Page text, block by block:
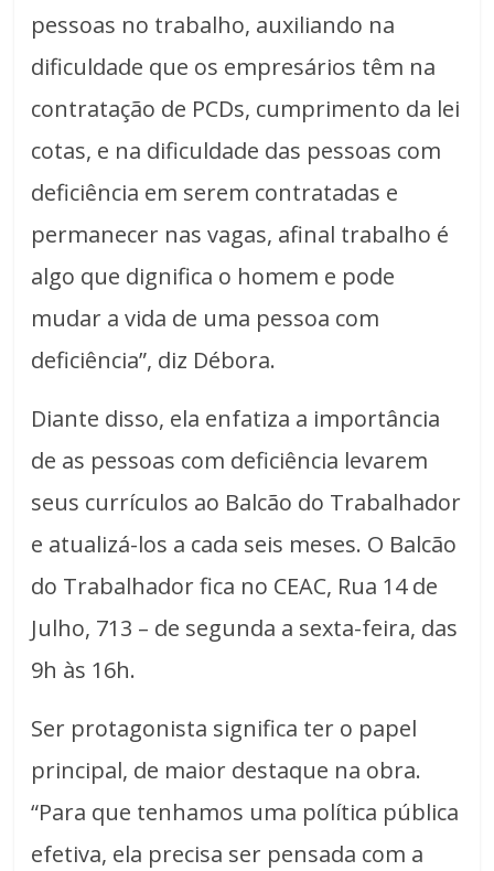
pessoas no trabalho, auxiliando na
dificuldade que os empresários têm na
contratação de PCDs, cumprimento da lei
cotas, e na dificuldade das pessoas com
deficiência em serem contratadas e
permanecer nas vagas, afinal trabalho é
algo que dignifica o homem e pode
mudar a vida de uma pessoa com
deficiência”, diz Débora.
Diante disso, ela enfatiza a importância
de as pessoas com deficiência levarem
seus currículos ao Balcão do Trabalhador
e atualizá-los a cada seis meses. O Balcão
do Trabalhador fica no CEAC, Rua 14 de
Julho, 713 – de segunda a sexta-feira, das
9h às 16h.
Ser protagonista significa ter o papel
principal, de maior destaque na obra.
“Para que tenhamos uma política pública
efetiva, ela precisa ser pensada com a